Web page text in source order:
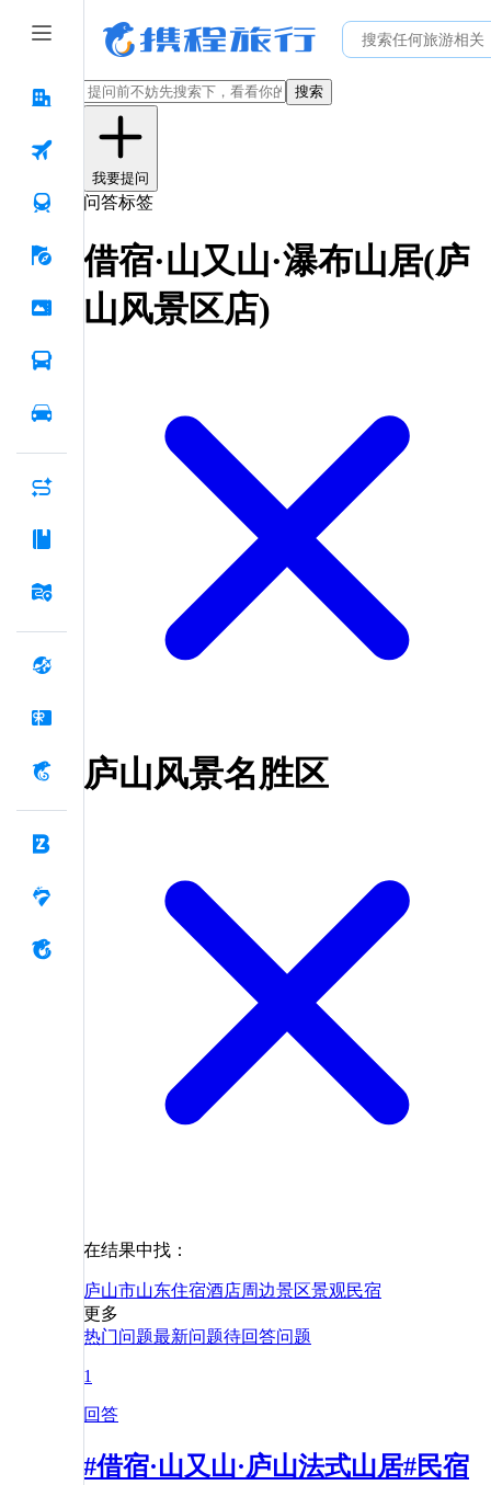
搜索
我要提问
问答标签
借宿·山又山·瀑布山居(庐
山风景区店)
庐山风景名胜区
在结果中找：
庐山市山东住宿酒店周边景区景观民宿
更多
热门问题最新问题待回答问题
1
回答
#借宿·山又山·庐山法式山居#民宿